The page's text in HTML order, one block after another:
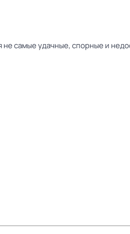
не самые удачные, спорные и